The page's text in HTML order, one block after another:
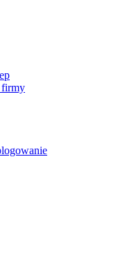
firmy